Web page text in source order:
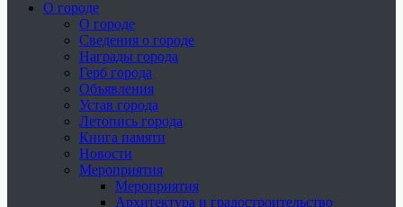
О городе
О городе
Сведения о городе
Награды города
Герб города
Объявления
Устав города
Летопись города
Книга памяти
Новости
Мероприятия
Мероприятия
Архитектура и градостроительство